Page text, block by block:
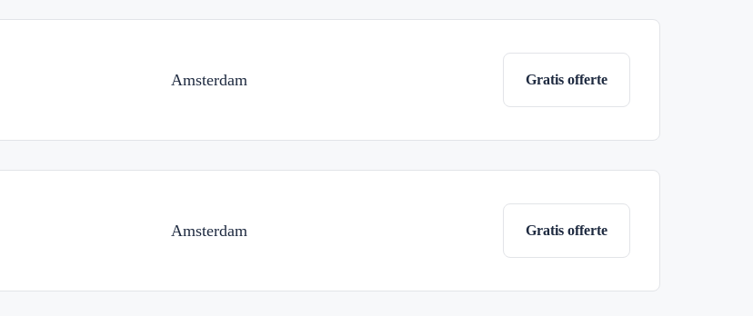
Amsterdam Gratis offerte
Amsterdam Gratis offerte